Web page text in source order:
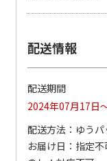
ペット線香 虹のか
なた フルーティフ
ローラルの香り
590円
(送料別・税込)
配送情報
配送期間
2024年07月17日
配送方法
ゆうパ
お届け日
指定不